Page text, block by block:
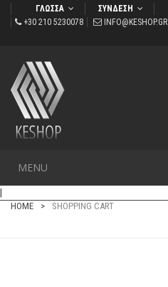
ΓΛΩΣΣΑ
ΣΥΝΔΕΣΗ
+30 210 5230078
INFO@KESHOP.GR
MENU
SHOPPING CART
HOME SHOPPING CART